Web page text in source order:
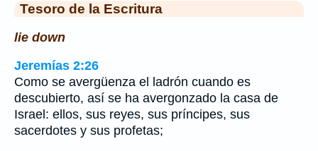
Tesoro de la Escritura
lie down
Jeremías 2:26
Como se avergüenza el ladrón cuando es
descubierto, así se ha avergonzado la casa de
Israel: ellos, sus reyes, sus príncipes, sus
sacerdotes y sus profetas;